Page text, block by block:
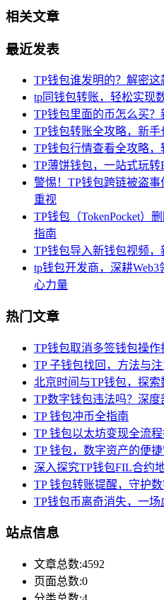
相关文章
最近发表
TP钱包谁发明的？解密
tp同钱包转账，轻松实现
TP钱包里面的币怎么买
TP钱包转账全攻略，新
TP钱包行情查看全攻略
TP薄饼钱包，一站式玩转
警惕！TP钱包跨链被盗
重视
TP钱包（TokenPocket）
指南
TP钱包导入新钱包视频
tp钱包开发商，深耕
心力量
热门文章
TP钱包取消多签钱包操作
TP 子钱包找回，方法与
北京时间与TP钱包，探
TP数字钱包违法吗？深
TP 钱包冲币全指南
TP 钱包以太坊变现全流
TP 钱包，数字资产的便
深入探究TP钱包FIL合约
TP 钱包转账提醒，守护
TP钱包币离奇消失，一
站点信息
文章总数:4592
页面总数:0